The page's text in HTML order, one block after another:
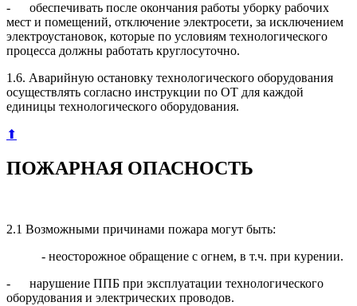
- обеспечивать после окончания работы уборку рабочих
мест и помещений, отключение электросети, за исключением
электроустановок, которые по услови­ям технологического
процесса должны работать круглосуточно.
1.6. Аварийную остановку технологического оборудования
осуществлять соглас­но инструкции по ОТ для каждой
единицы технологического оборудования.
⬆
ПОЖАРНАЯ ОПАСНОСТЬ
2.1 Возможными причинами пожара могут быть:
- неосторожное обращение с огнем, в т.ч. при курении.
- нарушение ППБ при эксплуатации технологического
оборудования и элек­трических проводов.